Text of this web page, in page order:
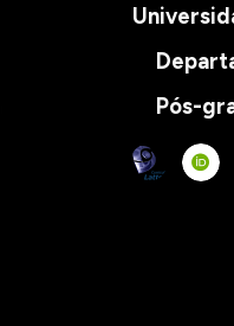
Pós-